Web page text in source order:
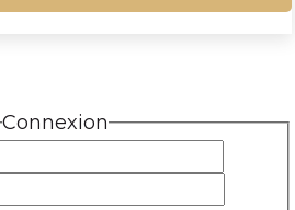
Connexion